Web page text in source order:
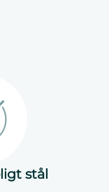
stål